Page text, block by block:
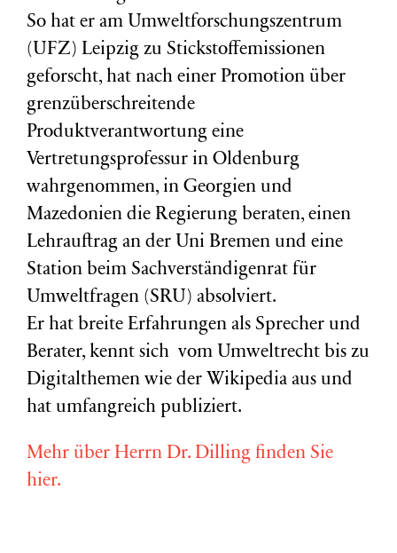
So hat er am Umweltforschungszentrum
(UFZ) Leipzig zu Stickstoffemissionen
geforscht, hat nach einer Promotion über
grenzüberschreitende
Produktverantwortung eine
Vertretungsprofessur in Oldenburg
wahrgenommen, in Georgien und
Mazedonien die Regierung beraten, einen
Lehrauftrag an der Uni Bremen und eine
Station beim Sachverständigenrat für
Umweltfragen (SRU) absolviert.
Er hat breite Erfahrungen als Sprecher und
Berater, kennt sich vom Umweltrecht bis zu
Digitalthemen wie der Wikipedia aus und
hat umfangreich publiziert.
Mehr über Herrn Dr. Dilling finden Sie
hier.